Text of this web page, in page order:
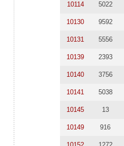
10114 5022
10130 9592
10131 5556
10139 2393
10140 3756
10141 5038
10145 13
10149 916